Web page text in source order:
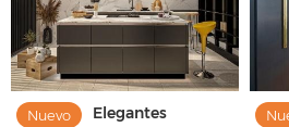
Nuevo
Elegantes